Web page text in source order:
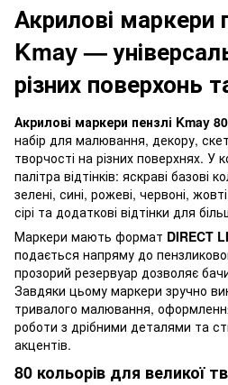
Акрилові маркери
Kmay —
різних поверхонь
Акрилові маркери пензлі Kmay
набір для малювання, декору,
творчості на різних поверхнях. У
палітра відтінків: яскраві базові
зелені, сині, рожеві, червоні,
сірі та додаткові відтінки для
Маркери мають формат DIRECT
подається напряму до
прозорий резервуар дозволяє
Завдяки цьому маркери зручно
тривалого малювання,
роботи з дрібними деталями та
акцентів.
80 кольорів для великої